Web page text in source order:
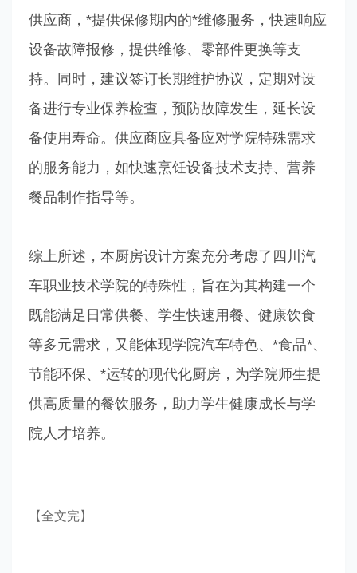
供应商，*提供保修期内的*维修服务，快速响应
设备故障报修，提供维修、零部件更换等支
持。同时，建议签订长期维护协议，定期对设
备进行专业保养检查，预防故障发生，延长设
备使用寿命。供应商应具备应对学院特殊需求
的服务能力，如快速烹饪设备技术支持、营养
餐品制作指导等。
综上所述，本厨房设计方案充分考虑了四川汽
车职业技术学院的特殊性，旨在为其构建一个
既能满足日常供餐、学生快速用餐、健康饮食
等多元需求，又能体现学院汽车特色、*食品*、
节能环保、*运转的现代化厨房，为学院师生提
供高质量的餐饮服务，助力学生健康成长与学
院人才培养。
【全文完】